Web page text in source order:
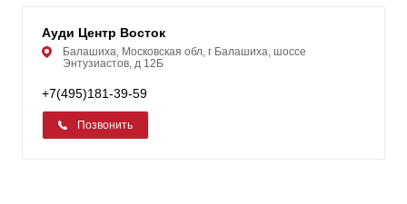
Ауди Центр Восток
Балашиха, Московская обл, г Балашиха, шоссе
Энтузиастов, д 12Б
+7(495)181-39-59
Позвонить